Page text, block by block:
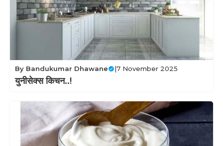
By Bandukumar Dhawane |7 November 2025
युनीसेक्स किचन..!